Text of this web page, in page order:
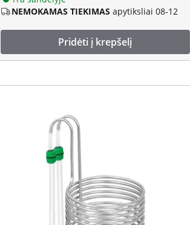
NEMOKAMAS TIEKIMAS apytiksliai 08-12
Pridėti į krepšelį